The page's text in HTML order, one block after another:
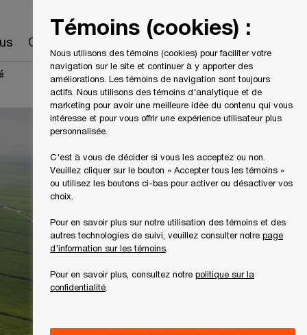
Carrières Recherche
Témoins (cookies) :
Nous utilisons des témoins (cookies) pour faciliter votre
navigation sur le site et continuer à y apporter des
améliorations. Les témoins de navigation sont toujours
actifs. Nous utilisons des témoins d'analytique et de
marketing pour avoir une meilleure idée du contenu qui vous
intéresse et pour vous offrir une expérience utilisateur plus
personnalisée.
C'est à vous de décider si vous les acceptez ou non.
Veuillez cliquer sur le bouton « Accepter tous les témoins »
ou utilisez les boutons ci-bas pour activer ou désactiver vos
choix.
Pour en savoir plus sur notre utilisation des témoins et des
autres technologies de suivi, veuillez consulter notre page
d'information sur les témoins
Pour en savoir plus, consultez notre politique sur la
confidentialité